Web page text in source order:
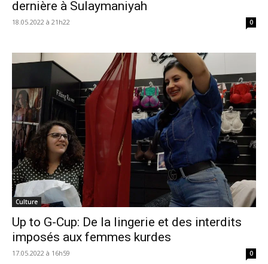
dernière à Sulaymaniyah
18.05.2022 à 21h22 0
Culture
Up to G-Cup: De la lingerie et des interdits
imposés aux femmes kurdes
17.05.2022 à 16h59 0